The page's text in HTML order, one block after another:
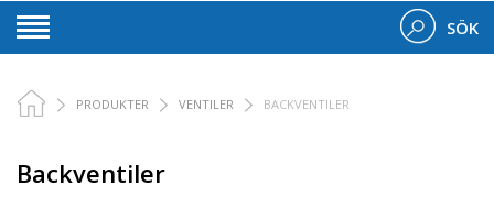
SÖK
PRODUKTER VENTILER BACKVENTILER
Backventiler